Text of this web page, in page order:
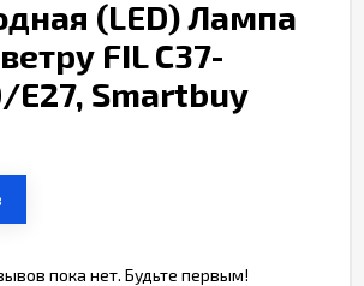
(LED) Лампа
FIL C37-
Smartbuy
пока нет. Будьте первым!